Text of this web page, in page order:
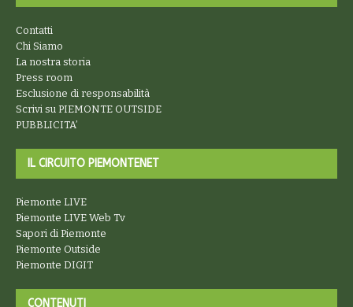
Contatti
Chi Siamo
La nostra storia
Press room
Esclusione di responsabilità
Scrivi su PIEMONTE OUTSIDE
PUBBLICITA’
IL CIRCUITO PIEMONTENET
Piemonte LIVE
Piemonte LIVE Web Tv
Sapori di Piemonte
Piemonte Outside
Piemonte DIGIT
CONTENUTI